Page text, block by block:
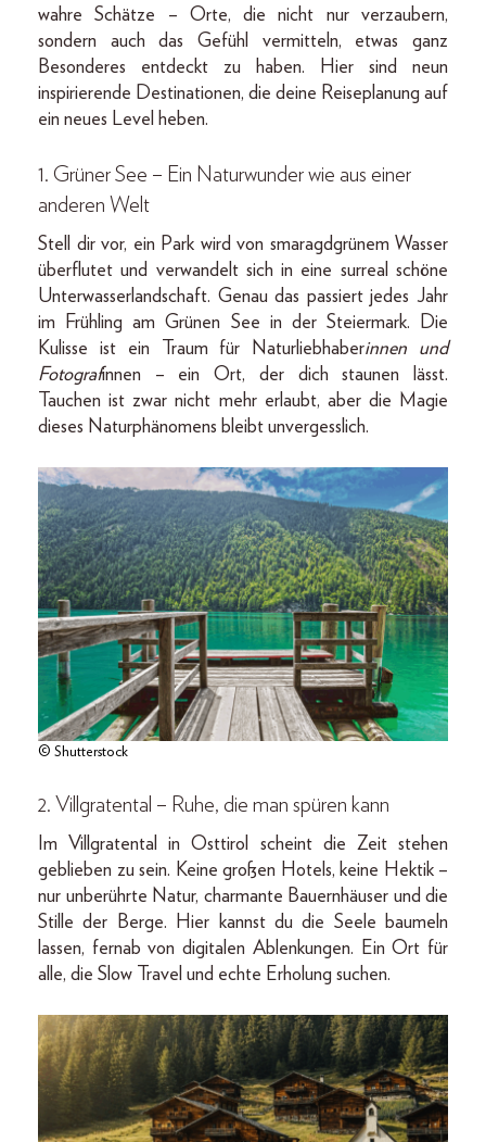
wahre Schätze – Orte, die nicht nur verzaubern,
sondern auch das Gefühl vermitteln, etwas ganz
Besonderes entdeckt zu haben. Hier sind neun
inspirierende Destinationen, die deine Reiseplanung auf
ein neues Level heben.
1. Grüner See – Ein Naturwunder wie aus einer
anderen Welt
Stell dir vor, ein Park wird von smaragdgrünem Wasser
überflutet und verwandelt sich in eine surreal schöne
Unterwasserlandschaft. Genau das passiert jedes Jahr
im Frühling am Grünen See in der Steiermark. Die
Kulisse ist ein Traum für Naturliebhaberinnen und
Fotografinnen – ein Ort, der dich staunen lässt.
Tauchen ist zwar nicht mehr erlaubt, aber die Magie
dieses Naturphänomens bleibt unvergesslich.
© Shutterstock
2. Villgratental – Ruhe, die man spüren kann
Im Villgratental in Osttirol scheint die Zeit stehen
geblieben zu sein. Keine großen Hotels, keine Hektik –
nur unberührte Natur, charmante Bauernhäuser und die
Stille der Berge. Hier kannst du die Seele baumeln
lassen, fernab von digitalen Ablenkungen. Ein Ort für
alle, die Slow Travel und echte Erholung suchen.